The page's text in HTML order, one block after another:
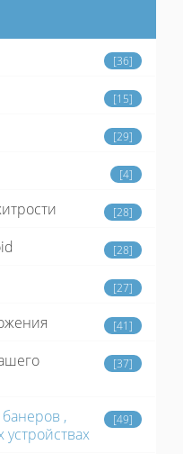
[36]
[15]
[29]
[4]
[28]
[28]
[27]
[41]
[37]
,
[49]